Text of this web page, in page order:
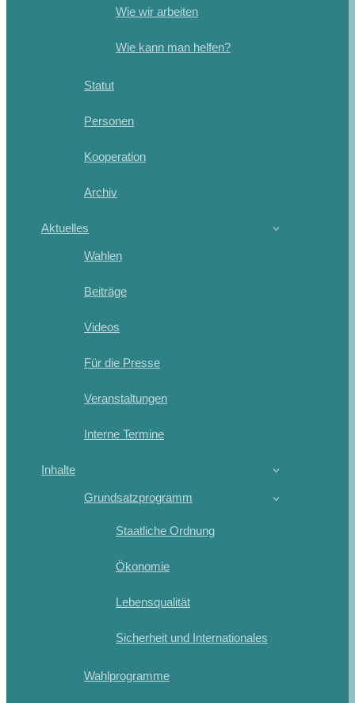
Wie wir arbeiten
Wie kann man helfen?
Statut
Personen
Kooperation
Archiv
Aktuelles
Wahlen
Beiträge
Videos
Für die Presse
Veranstaltungen
Interne Termine
Inhalte
Grundsatzprogramm
Staatliche Ordnung
Ökonomie
Lebensqualität
Sicherheit und Internationales
Wahlprogramme